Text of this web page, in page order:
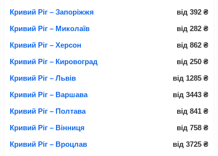
Кривий Ріг – Запоріжжя
від 392 ₴
Кривий Ріг – Миколаїв
від 282 ₴
Кривий Ріг – Херсон
від 862 ₴
Кривий Ріг – Кировоград
від 250 ₴
Кривий Ріг – Львів
від 1285 ₴
Кривий Ріг – Варшава
від 3443 ₴
Кривий Ріг – Полтава
від 841 ₴
Кривий Ріг – Вінниця
від 758 ₴
Кривий Ріг – Вроцлав
від 3725 ₴